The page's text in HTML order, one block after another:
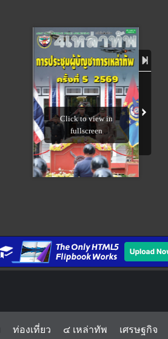
ท่องเที่ยว ๔ เหล่าทัพ เศรษฐกิจ